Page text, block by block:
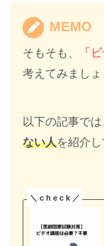
MEMO
そもそも、 「
考えてみましょ
以下の記事では
ない人を紹介し